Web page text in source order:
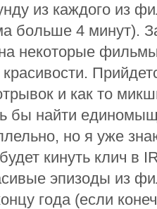
из каждого из
больше 4 минут).
некоторые
красивости.
и как то
бы найти
но я уже
кинуть клич в
эпизоды из
года (если